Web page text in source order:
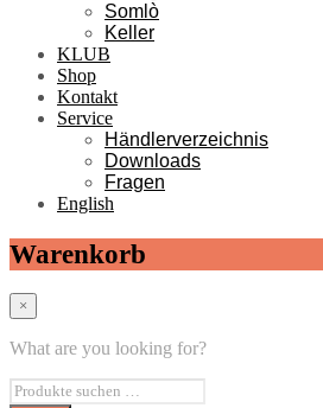
Somlò
Keller
KLUB
Shop
Kontakt
Service
Händlerverzeichnis
Downloads
Fragen
English
Warenkorb
×
What are you looking for?